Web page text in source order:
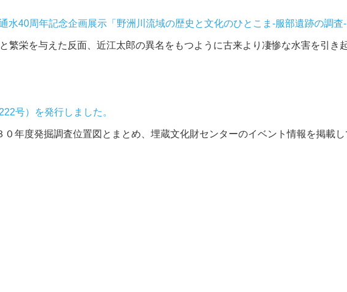
40周年記念企画展示「野洲川流域の歴史と文化のひとこま‐服部遺跡の調査
繁栄を与えた反面、近江太郎の異名をもつように古来より凄惨な水害を引き
号）を発行しました。
０年度発掘調査位置図とまとめ、埋蔵文化財センターのイベント情報を掲載